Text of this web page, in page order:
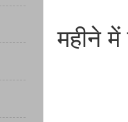
महीने में